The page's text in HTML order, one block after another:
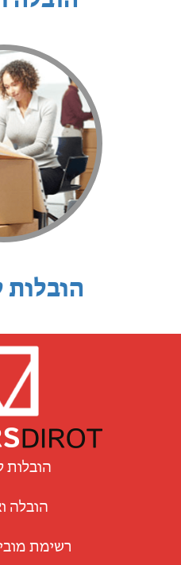
הובלות
הובלה
רשימת